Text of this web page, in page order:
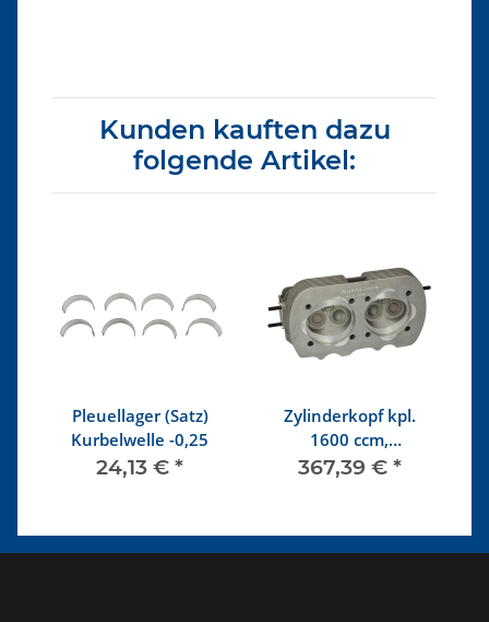
Kunden kauften dazu
folgende Artikel:
Pleuellager (Satz)
Kurbelwelle -0,25
24,13 € *
Zylinderkopf kpl.
1600 ccm,
Doppelkanal bleifrei,
367,39 € *